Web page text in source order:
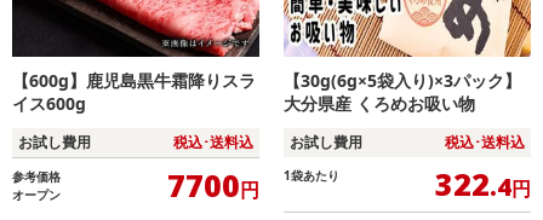
【600g】鹿児島黒牛霜降りスラ
イス600g
お試し費用 税込･送料込
参考価格
オープン
7700円
【30g(6g×5袋入り)×3パック】
大分県産 くろめお吸い物
お試し費用 税込･送料込
1袋あたり 322.4円